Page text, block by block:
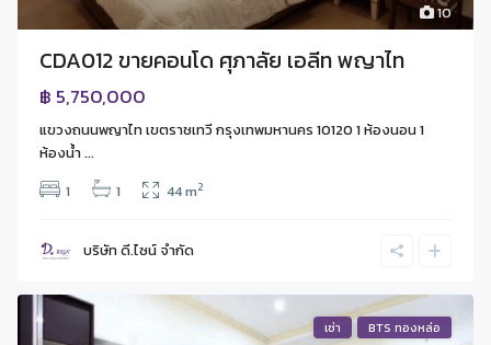
10
CDA012 ขายคอนโด ศุภาลัย เอลีท พญาไท
฿ 5,750,000
แขวงถนนพญาไท เขตราชเทวี กรุงเทพมหานคร 10120 1 ห้องนอน 1
ห้องนํ้า ...
1
1 44 m2
บริษัท ดี.ไซน์ จํากัด
เช่า BTS ทองหล่อ